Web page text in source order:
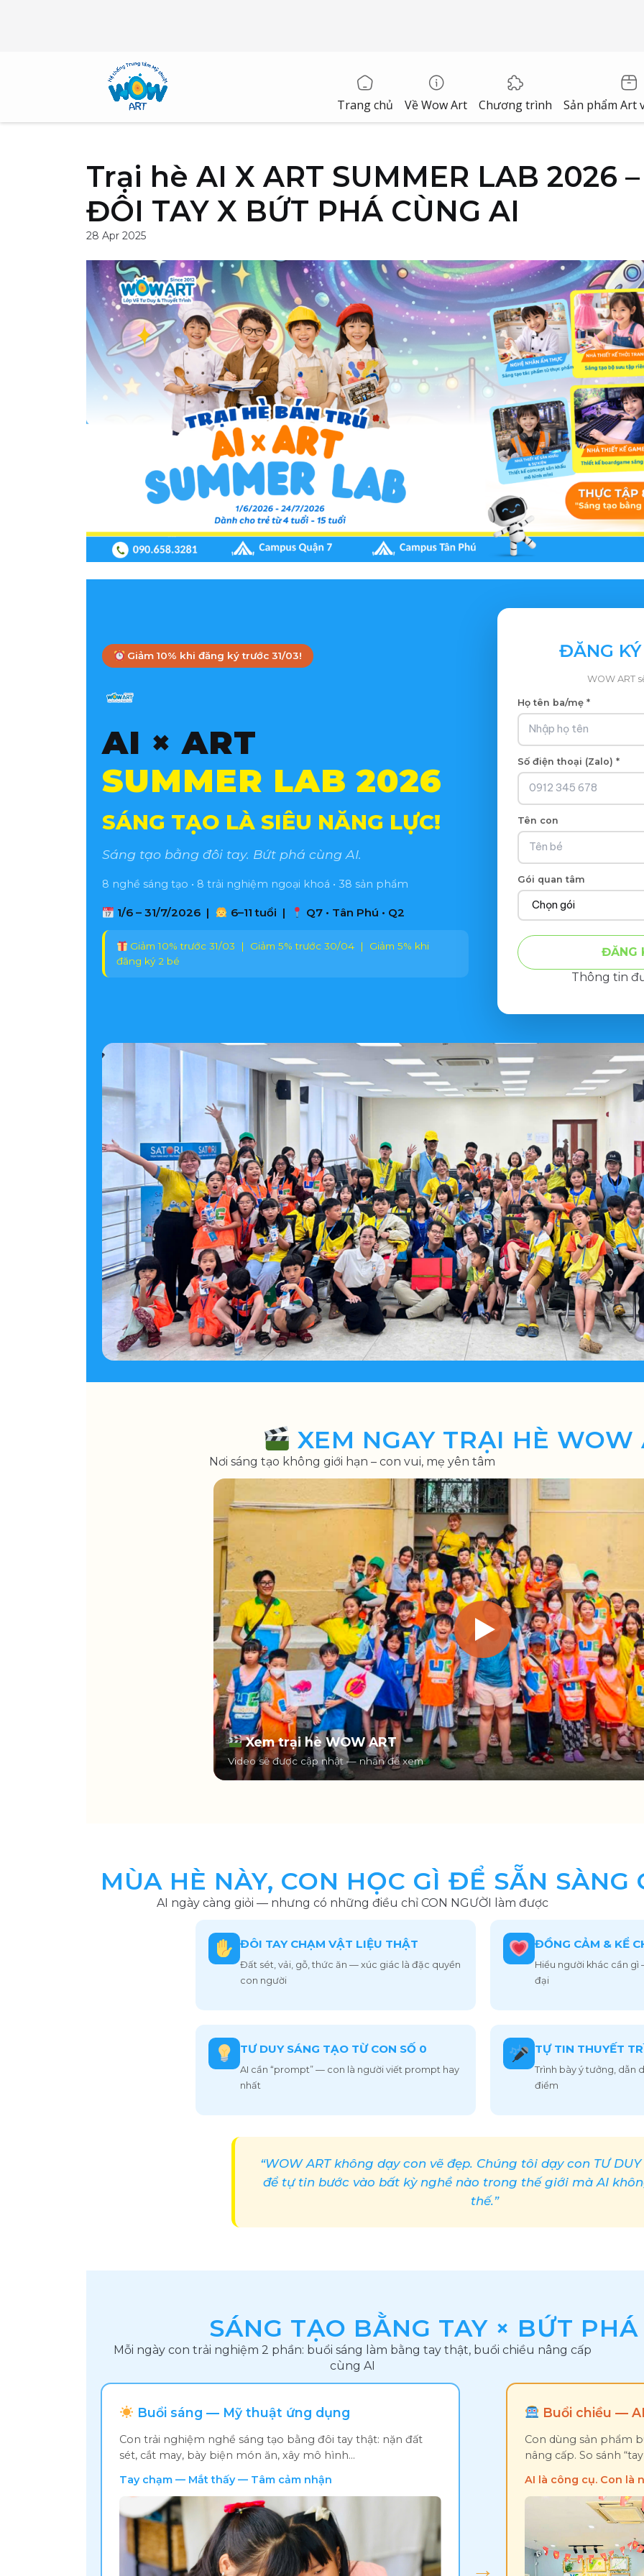
Trang chủ Về Wow Art Chương trình Sản phẩm Art
Trại hè AI X ART SUMMER LAB 2026
ĐÔI TAY X BỨT PHÁ CÙNG AI
28 Apr 2025
Giảm 10% khi đăng ký trước 31/03!
AI × ART
SUMMER LAB 2026
SÁNG TẠO LÀ SIÊU NĂNG LỰC!
Sáng tạo bằng đôi tay. Bứt phá cùng AI.
8 nghề sáng tạo • 8 trải nghiệm ngoại khoá • 38 sản phẩm
1/6 – 31/7/2026 | 6–11 tuổi | Q7 • Tân Phú • Q2
Giảm 10% trước 31/03 | Giảm 5% trước 30/04 | Giảm 5% khi
đăng ký 2 bé
ĐĂNG
WOW ART
Họ tên ba/mẹ *
Số điện thoại (Zalo) *
Tên con
Gói quan tâm
ĐĂNG
Thông tin
XEM NGAY TRẠI HÈ WOW
Nơi sáng tạo không giới hạn – con vui, mẹ yên tâm
Xem trại hè WOW ART
Video sẽ được cập nhật — nhấn để xem
MÙA HÈ NÀY, CON HỌC GÌ ĐỂ SẴN SÀNG
AI ngày càng giỏi — nhưng có những điều chỉ CON NGƯỜI làm được
ĐÔI TAY CHẠM VẬT LIỆU THẬT
Đất sét, vải, gỗ, thức ăn — xúc giác là đặc quyền
con người
ĐỒNG CẢM & KỂ
Hiểu người khác cần
đại
TƯ DUY SÁNG TẠO TỪ CON SỐ 0
AI cần “prompt” — con là người viết prompt hay
nhất
TỰ TIN THUYẾT
Trình bày ý tưởng, dẫn
điểm
“WOW ART không dạy con vẽ đẹp. Chúng tôi dạy con TƯ DUY
để tự tin bước vào bất kỳ nghề nào trong thế giới mà AI
thế.”
SÁNG TẠO BẰNG TAY × BỨT
Mỗi ngày con trải nghiệm 2 phần: buổi sáng làm bằng tay thật, buổi chiều nâng cấp
cùng AI
Buổi sáng — Mỹ thuật ứng dụng
Con trải nghiệm nghề sáng tạo bằng đôi tay thật: nặn đất
sét, cắt may, bày biện món ăn, xây mô hình…
Tay chạm — Mắt thấy — Tâm cảm nhận
→
Buổi chiều —
Con dùng sản phẩm
nâng cấp. So sánh
AI là công cụ. Con là